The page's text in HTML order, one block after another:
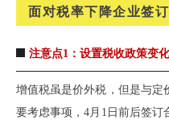
面对税率下降企业签
注意点1：设置税收政策变化
增值税虽是价外税，但是与定
要考虑事项，4月1日前后签订